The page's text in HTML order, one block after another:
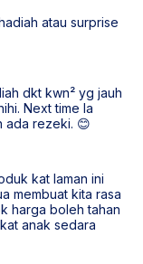
atau surprise
dkt kwn² yg jauh
Next time la
ada rezeki. 😊
kat laman ini
membuat kita rasa
harga boleh tahan
anak sedara